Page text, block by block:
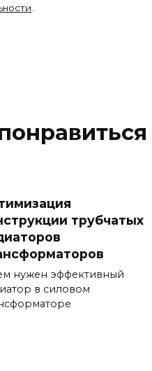
трубчатых
нужен эффективный
в силовом